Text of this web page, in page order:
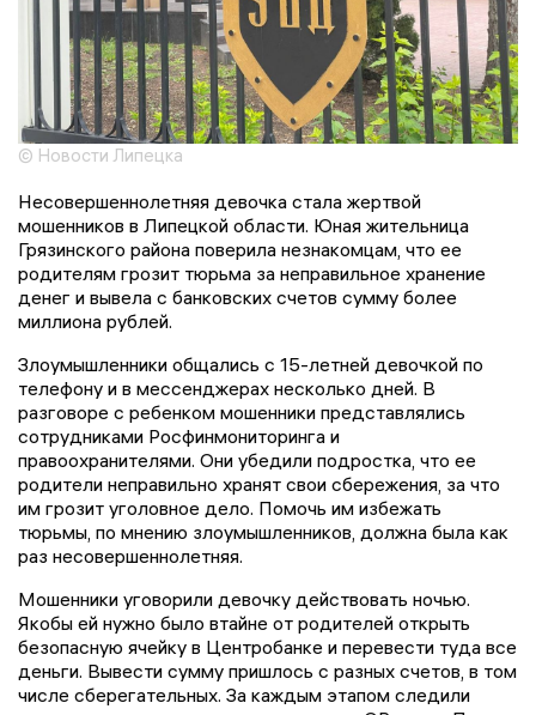
© Новости Липецка
Несовершеннолетняя девочка стала жертвой
мошенников в Липецкой области. Юная жительница
Грязинского района поверила незнакомцам, что ее
родителям грозит тюрьма за неправильное хранение
денег и вывела с банковских счетов сумму более
миллиона рублей.
Злоумышленники общались с 15-летней девочкой по
телефону и в мессенджерах несколько дней. В
разговоре с ребенком мошенники представлялись
сотрудниками Росфинмониторинга и
правоохранителями. Они убедили подростка, что ее
родители неправильно хранят свои сбережения, за что
им грозит уголовное дело. Помочь им избежать
тюрьмы, по мнению злоумышленников, должна была как
раз несовершеннолетняя.
Мошенники уговорили девочку действовать ночью.
Якобы ей нужно было втайне от родителей открыть
безопасную ячейку в Центробанке и перевести туда все
деньги. Вывести сумму пришлось с разных счетов, в том
числе сберегательных. За каждым этапом следили